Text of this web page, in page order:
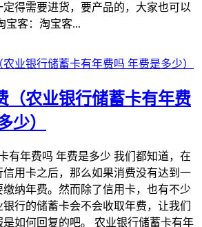
定得需要进货，要产品的，大家也可以
宝客：淘宝客...
（农业银行储蓄卡有年费
少）
有年费吗 年费是多少 我们都知道，在
信用卡之后，那么如果消费没有达到一
缴纳年费。然而除了信用卡，也有不少
行的储蓄卡会不会收取年费，让我们
是如何回复的吧。 农业银行储蓄卡有年